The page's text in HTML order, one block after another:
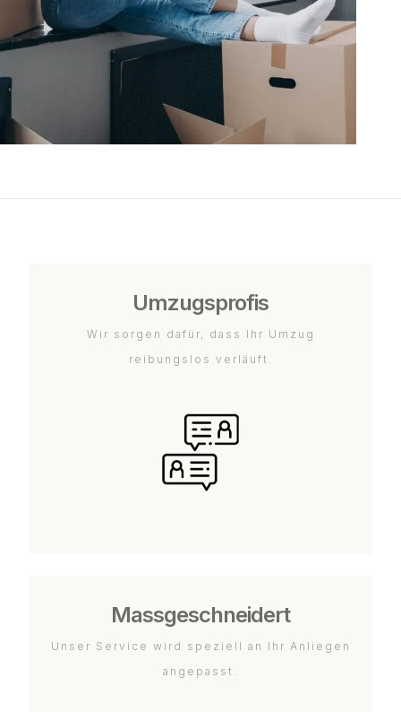
Umzugsprofis
Wir sorgen dafür, dass Ihr Umzug
reibungslos verläuft.
Massgeschneidert
Unser Service wird speziell an Ihr Anliegen
angepasst.